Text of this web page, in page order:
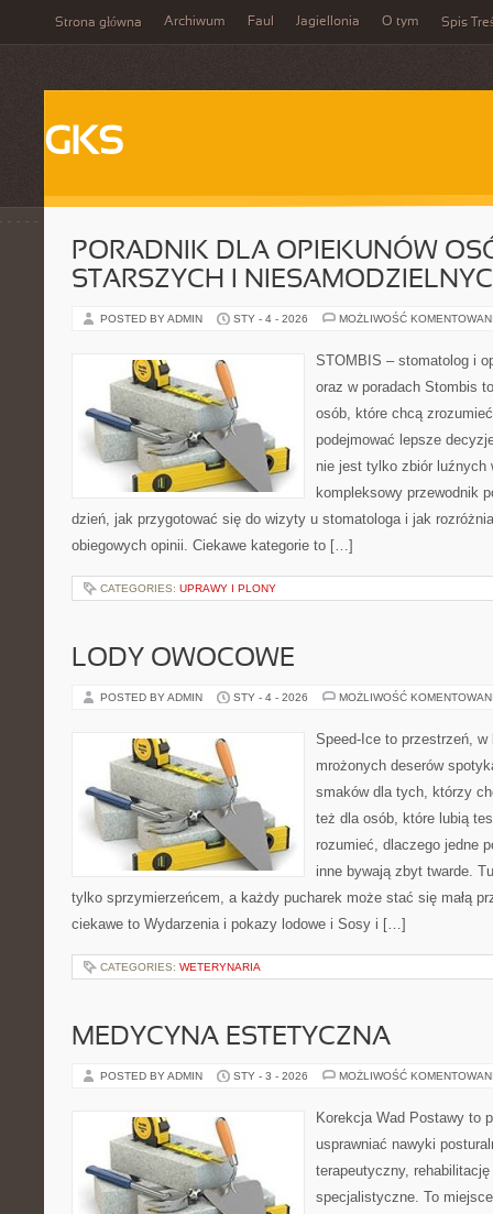
Strona główna Archiwum Faul Jagiellonia O tym Spis
GKS
PORADNIK DLA OPIEKUNÓW
STARSZYCH I
POSTED BY ADMIN STY - 4 - 2026 MOŻLIWOŚĆ
STOMBIS – stomatolog i
oraz w poradach Stombis
osób, które chcą
podejmować lepsze
nie jest tylko zbiór luźnych
kompleksowy przewodnik
dzień, jak przygotować się do wizyty u stomatologa i jak
obiegowych opinii. Ciekawe kategorie to […]
CATEGORIES: UPRAWY I PLONY
LODY OWOCOWE
POSTED BY ADMIN STY - 4 - 2026 MOŻLIWOŚĆ
Speed-Ice to przestrzeń,
mrożonych deserów
smaków dla tych, którzy
też dla osób, które lubią
rozumieć, dlaczego jedne
inne bywają zbyt twarde.
tylko sprzymierzeńcem, a każdy pucharek może stać się małą
ciekawe to Wydarzenia i pokazy lodowe i Sosy i […]
CATEGORIES: WETERYNARIA
MEDYCYNA ESTETYCZNA
POSTED BY ADMIN STY - 3 - 2026 MOŻLIWOŚĆ
Korekcja Wad Postawy to
usprawniać nawyki
terapeutyczny,
specjalistyczne. To